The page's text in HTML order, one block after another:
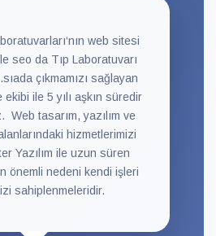
web sitesi
seo da Tıp Laboratuvarı
çıkmamızı sağlayan
ekibi ile 5 yılı aşkın süredir
Web tasarım, yazılım ve
hizmetlerimizi
Yazılım ile uzun süren
önemli nedeni kendi işleri
sahiplenmeleridir.